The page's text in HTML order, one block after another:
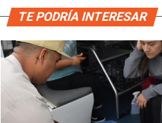
TE PODRÍA INTERESAR